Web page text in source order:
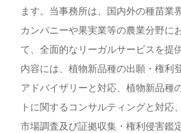
ます。当事務所は、国内外の種苗業
カンパニーや果実業等の農業分野に
て、全面的なリーガルサービスを提
内容には、植物新品種の出願・権利
アドバイザリーと対応、植物新品種
トに関するコンサルティングと対応
市場調査及び証拠収集・権利侵害鑑